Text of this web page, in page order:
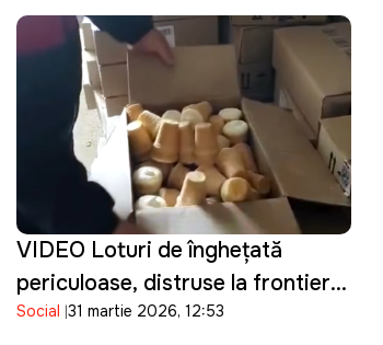
VIDEO Loturi de înghețată
periculoase, distruse la frontieră:
ANSA a depistat bacterii în
Social 31 martie 2026, 12:53